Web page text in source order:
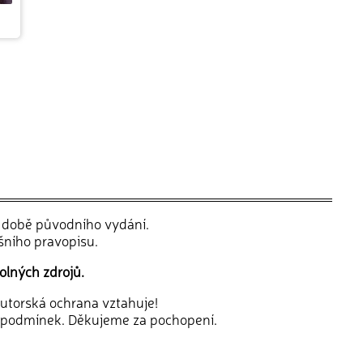
původního vydání.
pravopisu.
zdrojů.
ochrana vztahuje!
Děkujeme za pochopení.